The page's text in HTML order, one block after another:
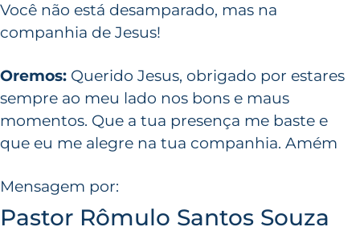
Você não está desamparado, mas na
companhia de Jesus!
Oremos: Querido Jesus, obrigado por estares
sempre ao meu lado nos bons e maus
momentos. Que a tua presença me baste e
que eu me alegre na tua companhia. Amém
Mensagem por:
Pastor Rômulo Santos Souza